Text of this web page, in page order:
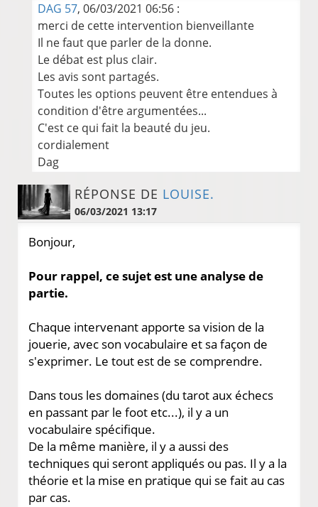
DAG 57, 06/03/2021 06:56 :
merci de cette intervention bienveillante
Il ne faut que parler de la donne.
Le débat est plus clair.
Les avis sont partagés.
Toutes les options peuvent être entendues à
condition d'être argumentées...
C'est ce qui fait la beauté du jeu.
cordialement
Dag
RÉPONSE DE LOUISE.
06/03/2021 13:17
Bonjour,
Pour rappel, ce sujet est une analyse de
partie.
Chaque intervenant apporte sa vision de la
jouerie, avec son vocabulaire et sa façon de
s'exprimer. Le tout est de se comprendre.
Dans tous les domaines (du tarot aux échecs
en passant par le foot etc...), il y a un
vocabulaire spécifique.
De la même manière, il y a aussi des
techniques qui seront appliqués ou pas. Il y a la
théorie et la mise en pratique qui se fait au cas
par cas.